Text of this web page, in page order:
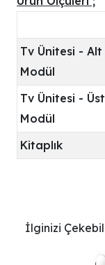
Tv Ünitesi - Alt
Modül
Tv Ünitesi - Üst
Modül
Kitaplık
İlginizi